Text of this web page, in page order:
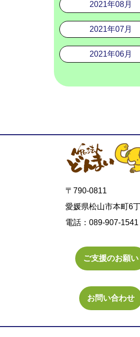
2021年08月
2021年07月
2021年06月
〒790-0811
愛媛県松山市本町6
電話：089-907-1541
ご支援のお願い
お問い合わせ